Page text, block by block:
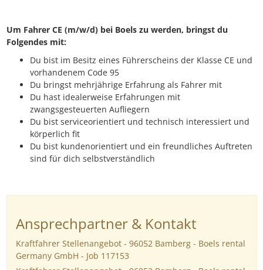
Um Fahrer CE (m/w/d) bei Boels zu werden, bringst du
Folgendes mit:
Du bist im Besitz eines Führerscheins der Klasse CE und
vorhandenem Code 95
Du bringst mehrjährige Erfahrung als Fahrer mit
Du hast idealerweise Erfahrungen mit
zwangsgesteuerten Aufliegern
Du bist serviceorientiert und technisch interessiert und
körperlich fit
Du bist kundenorientiert und ein freundliches Auftreten
sind für dich selbstverständlich
Ansprechpartner & Kontakt
Kraftfahrer Stellenangebot - 96052 Bamberg - Boels rental
Germany GmbH - Job 117153